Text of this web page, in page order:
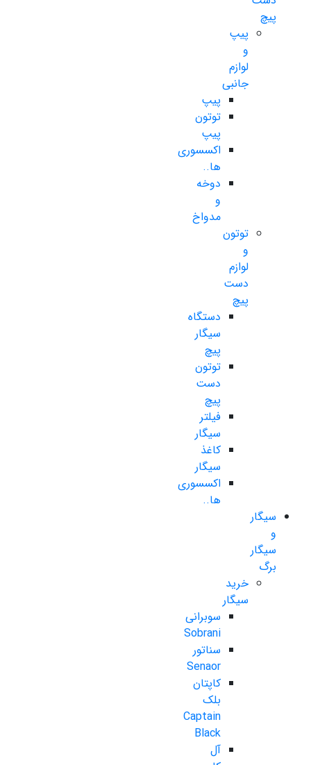
پیچ
پیپ
و
لوازم
جانبی
پیپ
توتون
پیپ
اکسسوری
ها..
دوخه
و
مدواخ
توتون
و
لوازم
دست
پیچ
دستگاه
سیگار
پیچ
توتون
دست
پیچ
فیلتر
سیگار
کاغذ
سیگار
اکسسوری
ها..
سیگار
و
سیگار
برگ
خرید
سیگار
سوبرانی
Sobrani
سناتور
Senaor
کاپتان
بلک
Captain
Black
آل